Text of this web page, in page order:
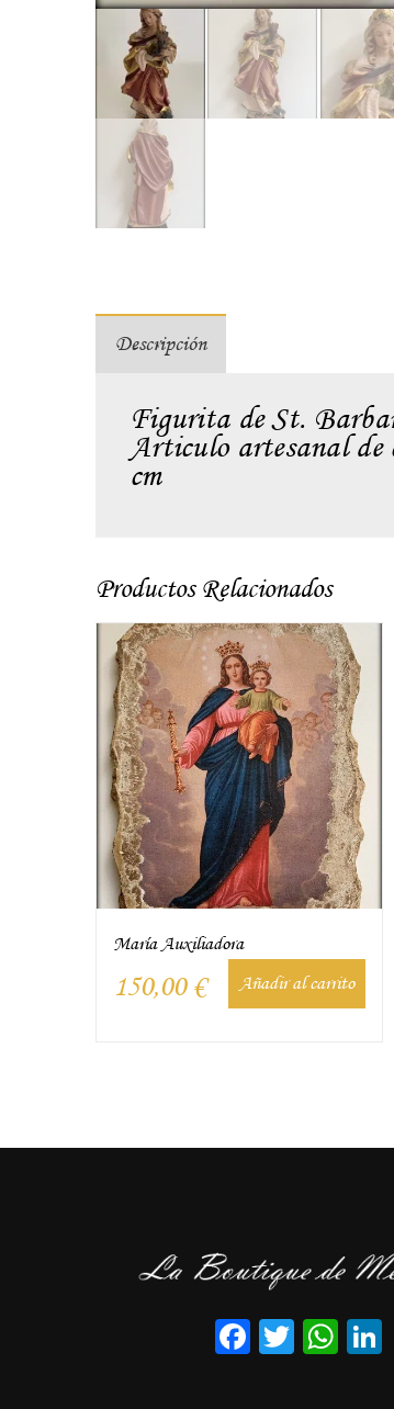
Descripción
Figurita de St.
Articulo artesanal
cm
Productos Relacionados
María Auxiliadora
150,00 € Añadir al carrito
Facebook
Twitter